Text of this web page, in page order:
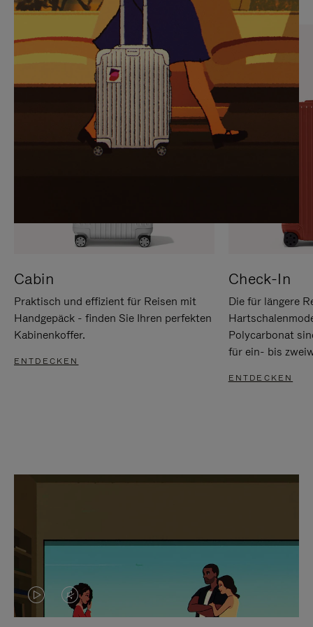
SIE,
UM
ANZUHALTEN
AUFHEBEN
DER
STUMMSCHALTUNG
Cabin
Praktisch und effizient für Reisen mit
Handgepäck - finden Sie Ihren perfekten
Kabinenkoffer.
ENTDECKEN
Check-In
Die für längere
Polycarbonat
für ein- bis
ENTDECKEN
DASVIDEO